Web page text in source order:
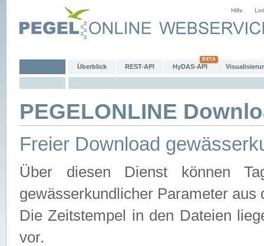
Hilfe
Überblick REST-API HyDAS-API
PEGELONLINE
Freier Download
Über diesen Dienst können
gewässerkundlicher Parameter aus
Die Zeitstempel in den Dateien
vor.